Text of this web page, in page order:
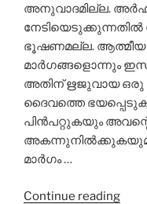
അനുവാദമില്ല.
നേടിയെടുക്കുന്നതില്‍
ഭൂഷണമല്ല. ആത്മീയ
മാര്‍ഗങ്ങളൊന്നും ഇസ്
അതിന് ഋജുവായ ഒരു
ദൈവത്തെ
പിന്‍പറ്റുകയും
മാര്‍ഗം …
Continue reading